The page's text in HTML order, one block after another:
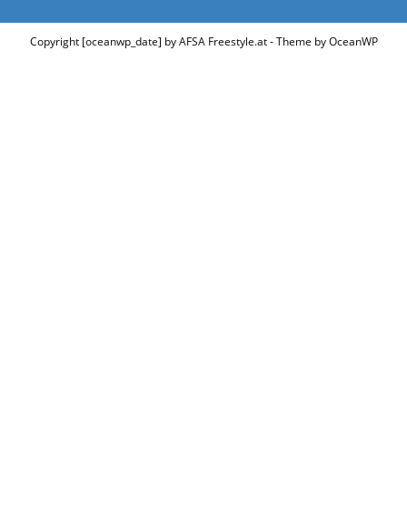
Copyright [oceanwp_date] by AFSA Freestyle.at - Theme by OceanWP